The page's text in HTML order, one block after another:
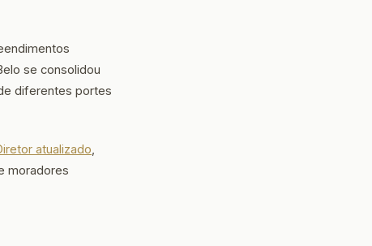
se consolidou
diferentes portes
atualizado,
moradores